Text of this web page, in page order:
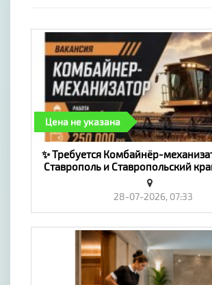
Цена не указана
✨ Требуется Комбайнёр-
Ставрополь и Ставропольский
«Работа»
28-07-2026, 07:33